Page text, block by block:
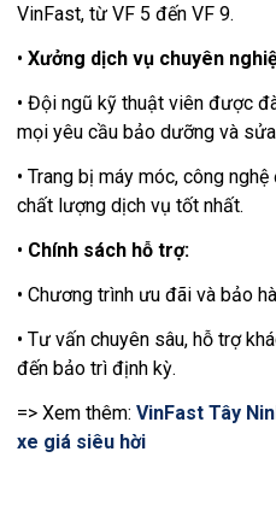
VinFast, từ VF 5 đến VF 9.
•Xưởng dịch vụ chuyên
• Đội ngũ kỹ thuật viên được
mọi yêu cầu bảo dưỡng và
• Trang bị máy móc, công
chất lượng dịch vụ tốt nhất.
• Chính sách hỗ trợ:
• Chương trình ưu đãi và bảo
• Tư vấn chuyên sâu, hỗ trợ
đến bảo trì định kỳ.
=> Xem thêm:VinFast Tây
xe giá siêu hời